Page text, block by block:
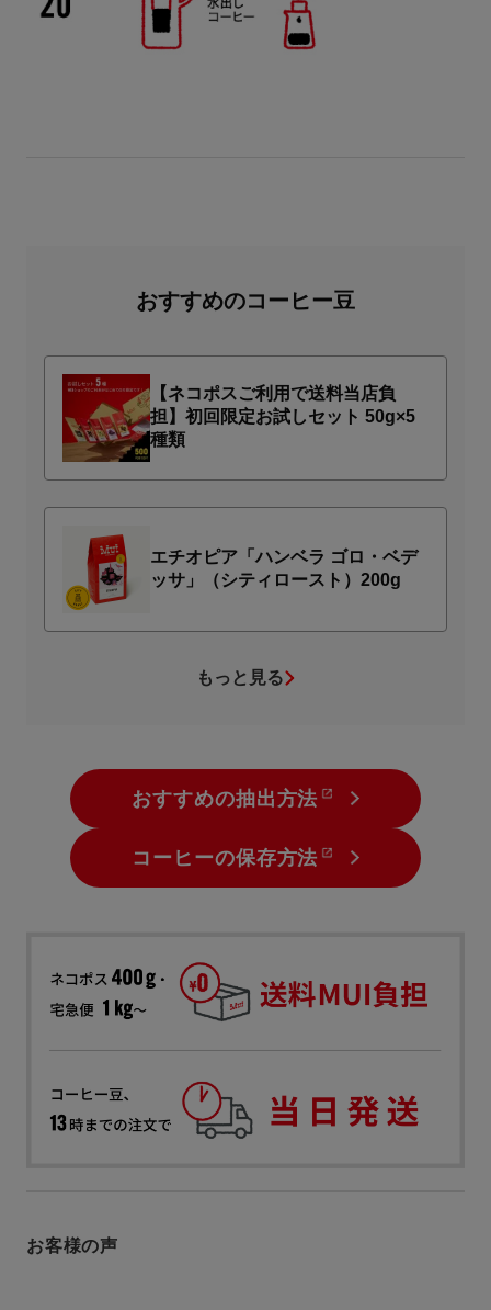
おすすめのコーヒー豆
【ネコポスご利用で送料当店負
担】初回限定お試しセット 50g×5
種類
エチオピア「ハンベラ ゴロ・ベデ
ッサ」（シティロースト）200g
もっと見る
おすすめの抽出方法
コーヒーの保存方法
お客様の声